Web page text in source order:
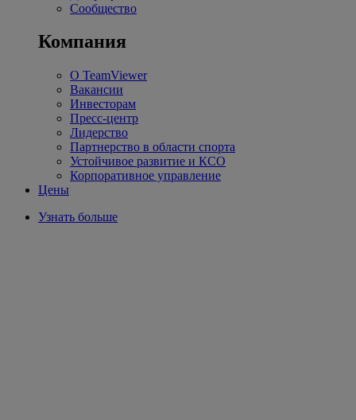
Сообщество
Компания
О TeamViewer
Вакансии
Инвесторам
Пресс-центр
Лидерство
Партнерство в области спорта
Устойчивое развитие и КСО
Корпоративное управление
Цены
Узнать больше